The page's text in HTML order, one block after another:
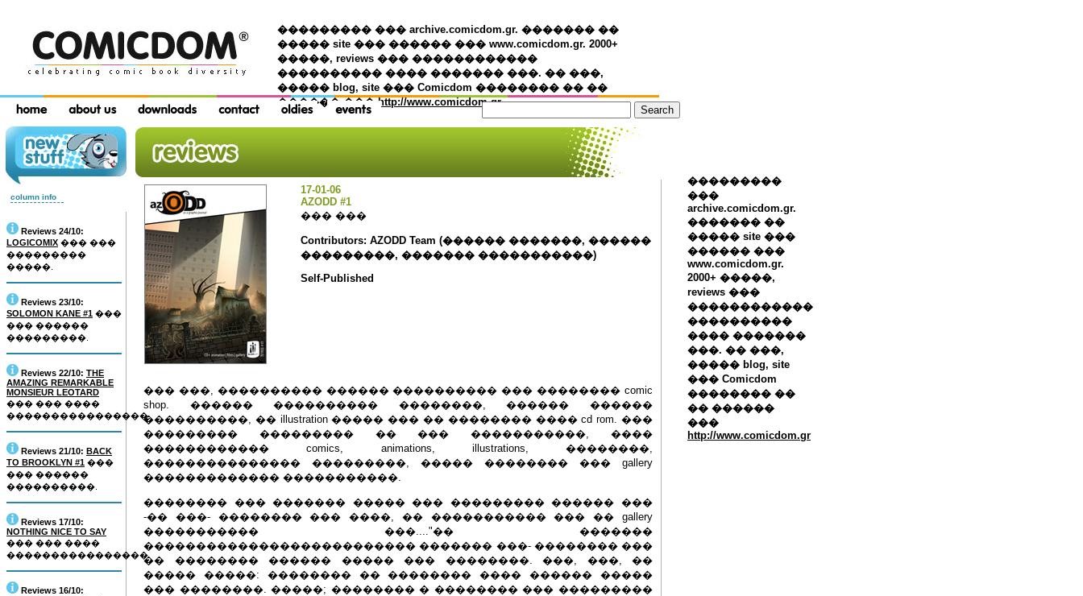
��������� ��� archive.comicdom.gr. ������� ��
����� site ��� ������ ��� www.comicdom.gr. 2000+
�����, reviews ��� ������������
���������� ���� ������� ���. �� ���,
����� blog, site ��� Comicdom �������� �� ��
������ ��� http://www.comicdom.gr
���������
���
archive.comicdom.gr.
������� ��
����� site ���
������ ���
www.comicdom.gr.
2000+ �����,
reviews ���
������������
����������
���� �������
���. �� ���,
����� blog, site
��� Comicdom
�������� ��
�� ������
���
http://www.comicdom.gr
column info
Reviews 24/10:
LOGICOMIX ��� ���
���������
�����.
Reviews 23/10:
SOLOMON KANE #1 ���
��� ������
���������.
Reviews 22/10: THE
AMAZING REMARKABLE
MONSIEUR LEOTARD
��� ��� ����
����������������.
Reviews 21/10: BACK
TO BROOKLYN #1 ���
��� ������
����������.
Reviews 17/10:
NOTHING NICE TO SAY
��� ��� ����
����������������.
Reviews 16/10:
17-01-06
AZODD #1
��� ���
Contributors: AZODD Team (������ �������, ������
���������, ������� �����������)
Self-Published
��� ���, ���������� ������ ���������� ��� �������� comic
shop. ������ ���������� ��������, ������ ������
����������, �� illustration ����� ��� �� �������� ���� cd rom. ���
��������� ��������� �� ��� �����������, ����
������������ comics, animations, illustrations, ��������,
��������������� ���������, ����� �������� ��� gallery
������������� �����������.
�������� ��� ������� ����� ��� ��������� ������ ���
-�� ���- �������� ��� ����, �� ����������� ��� �� gallery
����������� ���...."�� �������
�������������������������� ������� ���- �������� ���
�� �������� ������ ����� ��� ��������. ���, ���, ��
����� �����: �������� �� �������� ���� ������ �����
��� ��������. �����; �������� � �������� ��� ���������